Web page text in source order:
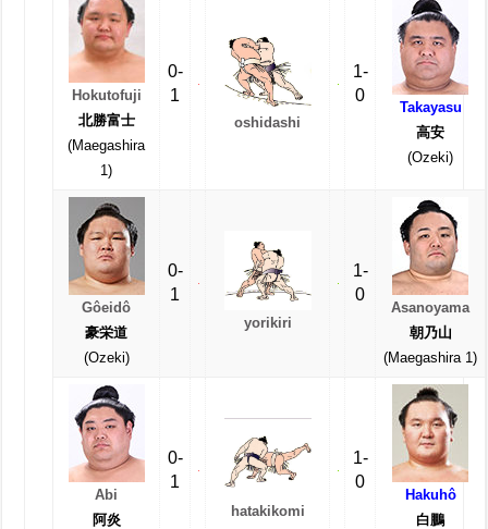
Hokutofuji
北勝富士
(Maegashira
1)
0-
1
oshidashi
1-
0
Takayasu
高安
(Ozeki)
Gôeidô
豪栄道
(Ozeki)
0-
1
yorikiri
1-
0
Asanoyama
朝乃山
(Maegashira 1)
Abi
阿炎
0-
1
hatakikomi
1-
0
Hakuhô
白鵬